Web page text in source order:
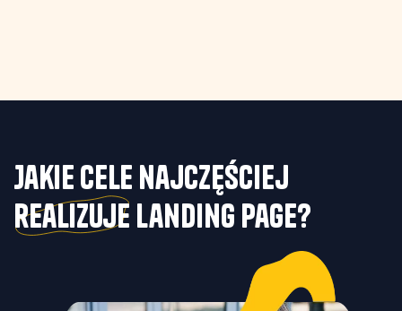
Jakie cele najczęściej
realizuje landing page?